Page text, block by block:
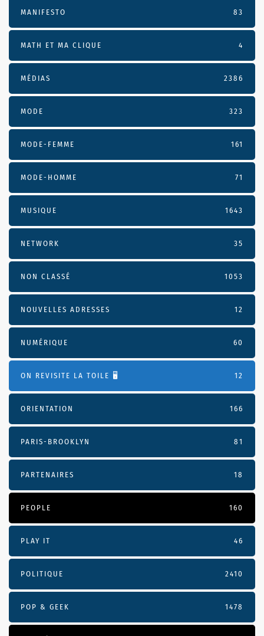
MANIFESTO 83
MATH ET MA CLIQUE 4
MÉDIAS 2386
MODE 323
MODE-FEMME 161
MODE-HOMME 71
MUSIQUE 1643
NETWORK 35
NON CLASSÉ 1053
NOUVELLES ADRESSES 12
NUMÉRIQUE 60
ON REVISITE LA TOILE 🖥️ 12
ORIENTATION 166
PARIS-BROOKLYN 81
PARTENAIRES 18
PEOPLE 160
PLAY IT 46
POLITIQUE 2410
POP & GEEK 1478